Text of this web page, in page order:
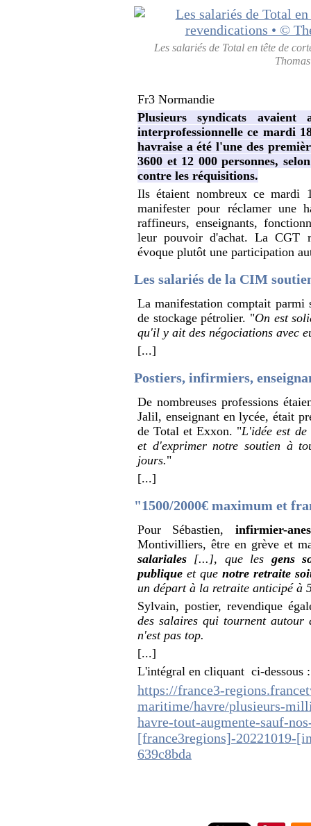
Les salariés de Total en tête de
Fr3 Normandie
Plusieurs syndicats
interprofessionnelle ce mardi
havraise a été l'une des
3600 et 12 000 personnes,
contre les réquisitions.
Ils étaient nombreux ce mardi
manifester pour réclamer une
raffineurs, enseignants,
leur pouvoir d'achat. La CGT
évoque plutôt une participation
Les salariés de la CIM
La manifestation comptait parmi
de stockage pétrolier. "On est
qu'il y ait des négociations avec
[...]
Postiers, infirmiers,
De nombreuses professions
Jalil, enseignant en lycée, était
de Total et Exxon. "L'idée est
et d'exprimer notre soutien à
jours."
[...]
"1500/2000€ maximum et
Pour Sébastien, infirmier-
Montivilliers, être en grève et
salariales [...], que les gens
publique et quenotre retraite
un départ à la retraite anticipé à
Sylvain, postier, revendique
des salaires qui tournent autour
n'est pas top.
[...]
L'intégral en cliquant ci-dessous :
https://france3-
maritime/havre/plusieurs-
havre-tout-augmente-sauf-
[france3regions]-20221019-
639c8bda